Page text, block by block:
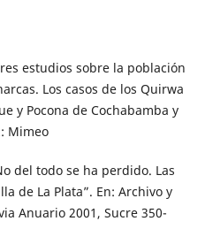
estudios sobre la población
Los casos de los Quirwa
y Pocona de Cochabamba y
Mimeo
del todo se ha perdido. Las
de La Plata”. En: Archivo y
Anuario 2001, Sucre 350-